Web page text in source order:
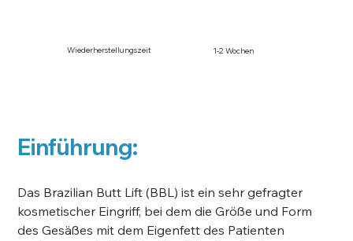
1-2 Wochen
Wiederherstellungszeit
Einführung:
Das Brazilian Butt Lift (BBL) ist ein sehr gefragter
kosmetischer Eingriff, bei dem die Größe und Form
des Gesäßes mit dem Eigenfett des Patienten